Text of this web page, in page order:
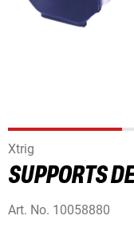
Xtrig
SUPPORTS
Art. No. 10058880